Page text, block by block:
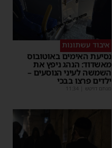
איבוד עשתונות
נסיעת האימים באוטובוס
מאשדוד: הנהג ניפץ את
השמשה לעיני הנוסעים –
ילדים פרצו בבכי
מנחם דויטש 11:34